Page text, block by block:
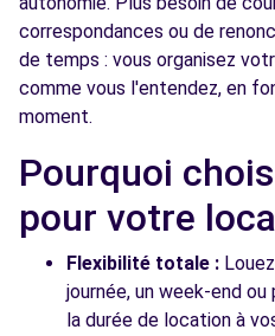
correspondances ou de
de temps : vous organisez
comme vous l'entendez, en
moment.
Pourquoi
pour votre
Flexibilité totale :
journée, un week-end
la durée de location à